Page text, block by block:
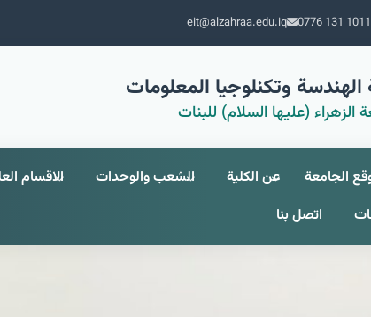
0776 131 1011
eit@alzahraa.edu.iq
الهندسة وتكنلوجيا المعلومات
الزهراء (عليها السلام) للبنات
الجامعة عن الكلية الشعب والوحدات الاقسام
اتصل بنا